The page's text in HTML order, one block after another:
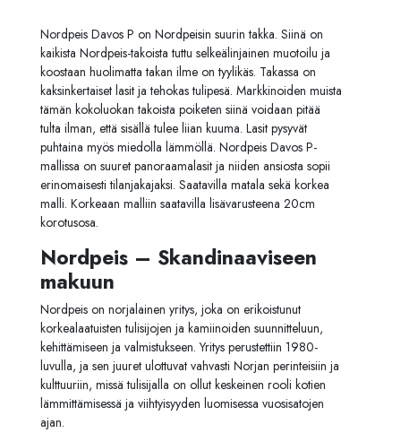
Nordpeis Davos P on Nordpeisin suurin takka. Siinä on
kaikista Nordpeis-takoista tuttu selkeälinjainen muotoilu ja
koostaan huolimatta takan ilme on tyylikäs. Takassa on
kaksinkertaiset lasit ja tehokas tulipesä. Markkinoiden muista
tämän kokoluokan takoista poiketen siinä voidaan pitää
tulta ilman, että sisällä tulee liian kuuma. Lasit pysyvät
puhtaina myös miedolla lämmöllä. Nordpeis Davos P-
mallissa on suuret panoraamalasit ja niiden ansiosta sopii
erinomaisesti tilanjakajaksi. Saatavilla matala sekä korkea
malli. Korkeaan malliin saatavilla lisävarusteena 20cm
korotusosa.
Nordpeis – Skandinaaviseen
makuun
Nordpeis on norjalainen yritys, joka on erikoistunut
korkealaatuisten tulisijojen ja kamiinoiden suunnitteluun,
kehittämiseen ja valmistukseen. Yritys perustettiin 1980-
luvulla, ja sen juuret ulottuvat vahvasti Norjan perinteisiin ja
kulttuuriin, missä tulisijalla on ollut keskeinen rooli kotien
lämmittämisessä ja viihtyisyyden luomisessa vuosisatojen
ajan.